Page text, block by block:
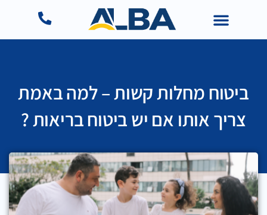
ביטוח מחלות קשות – למה באמת
צריך אותו אם יש ביטוח בריאות ?